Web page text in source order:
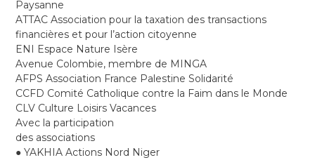
Paysanne
ATTAC Association pour la taxation des transactions
financières et pour l’action citoyenne
ENI Espace Nature Isère
Avenue Colombie, membre de MINGA
AFPS Association France Palestine Solidarité
CCFD Comité Catholique contre la Faim dans le Monde
CLV Culture Loisirs Vacances
Avec la participation
des associations
● YAKHIA Actions Nord Niger